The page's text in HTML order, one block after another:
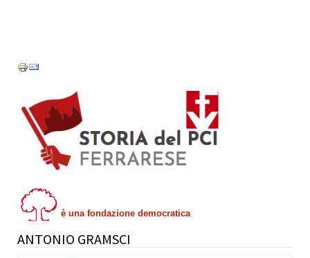
è una fondazione democratica
ANTONIO GRAMSCI